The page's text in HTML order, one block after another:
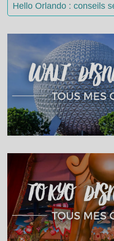
Hello Orlando : conseils